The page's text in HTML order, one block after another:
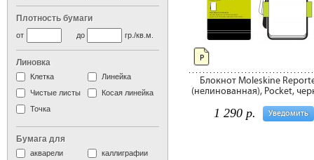
Блокнот Moleskine
(нелинованная), Pocket,
Уведомить
1 290 р.
P
Плотность бумаги
до
от гр./кв.м.
Линовка
Клетка
Линейка
Чистые листы
Косая линейка
Точка
Бумага для
акварели
каллиграфии